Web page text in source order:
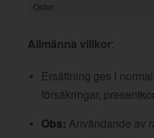
Order
Allmänna villkor:
Ersättning ges i
försäkringar,
Obs: Användande av